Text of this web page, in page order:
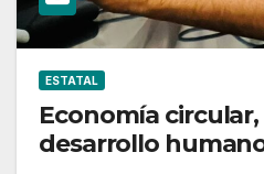
ESTATAL
Economía circular,
desarrollo